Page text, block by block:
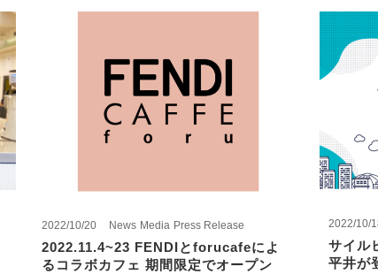
2022/10/20 News Media Press Release
2022.11.4~23 FENDIとforucafeによ
るコラボカフェ 期間限定でオープン
2022/10/
サイル
平井が